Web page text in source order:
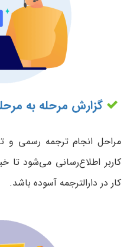
گزارش مرحله به
مراحل انجام ترجمه رسمی و
کاربر اطلاع‌رسانی می‌شود تا
کار در دارالترجمه آسوده باشد.